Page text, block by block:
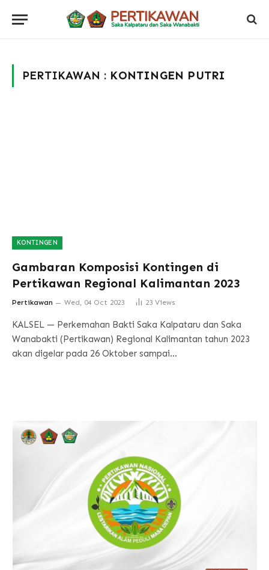
PERTIKAWAN : KONTINGEN PUTRI
KONTINGEN
Gambaran Komposisi Kontingen di
Pertikawan Regional Kalimantan 2023
Pertikawan Wed, 04 Oct 2023 23 Views
KALSEL — Perkemahan Bakti Saka Kalpataru dan Saka
Wanabakti (Pertikawan) Regional Kalimantan tahun 2023
akan digelar pada 26 Oktober sampai…